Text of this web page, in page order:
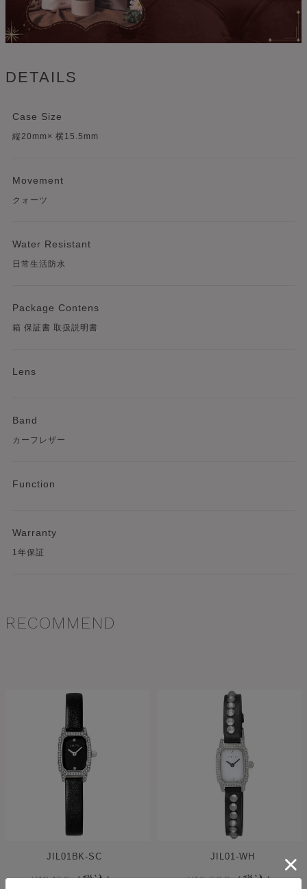
DETAILS
Case Size
縦20mm× 横15.5mm
Movement
クォーツ
Water Resistant
日常生活防水
Package Contens
箱 保証書 取扱説明書
Lens
Band
カーフレザー
Function
Warranty
1年保証
RECOMMEND
JIL01BK-SC
¥18,150（税込）
JIL01-WH
¥16,500（税込）